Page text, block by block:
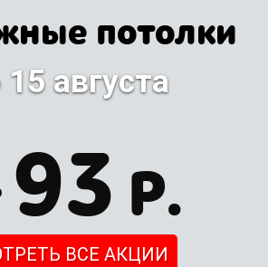
августа
93 Р.
ВСЕ АКЦИИ